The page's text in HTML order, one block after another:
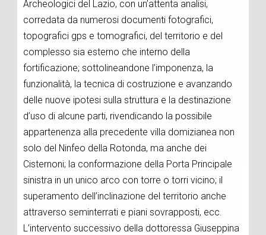
Archeologici del Lazio, con un’attenta analisi,
corredata da numerosi documenti fotografici,
topografici gps e tomografici, del territorio e del
complesso sia esterno che interno della
fortificazione; sottolineandone l’imponenza, la
funzionalità, la tecnica di costruzione e avanzando
delle nuove ipotesi sulla struttura e la destinazione
d’uso di alcune parti, rivendicando la possibile
appartenenza alla precedente villa domizianea non
solo del Ninfeo della Rotonda, ma anche dei
Cisternoni; la conformazione della Porta Principale
sinistra in un unico arco con torre o torri vicino; il
superamento dell’inclinazione del territorio anche
attraverso seminterrati e piani sovrapposti, ecc.
L’intervento successivo della dottoressa Giuseppina